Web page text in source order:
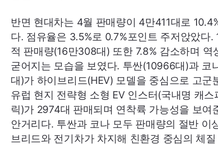
반면 현대차는 4월 판매량이 4만411대로
다. 점유율은 3.5%로 0.7%포인트 주저앉았다.
적 판매량(16만308대) 또한 7.8% 감소하며 역
굳어지는 모습을 보였다. 투싼(10966대)과 코
대)가 하이브리드(HEV) 모델을 중심으로 고군
유럽 현지 전략형 소형 EV인스터(국내명 캐스
릭)가 2974대 판매되며 연착륙 가능성을 보여
안거리다. 투싼과 코나 모두 판매량의 절반 이
브리드와 전기차가 차지해 친환경 중심의 체